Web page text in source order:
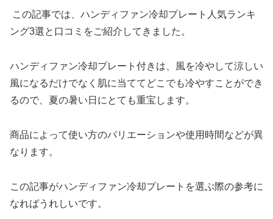
この記事では、ハンディファン冷却プレート人気ランキ
ング3選と口コミをご紹介してきました。
ハンディファン冷却プレート付きは、風を冷やして涼しい
風になるだけでなく肌に当ててどこでも冷やすことができ
るので、夏の暑い日にとても重宝します。
商品によって使い方のバリエーションや使用時間などが異
なります。
この記事がハンディファン冷却プレートを選ぶ際の参考に
なればうれしいです。